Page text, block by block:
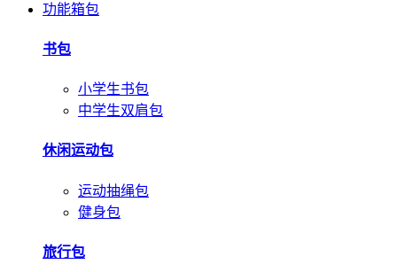
功能箱包
书包
小学生书包
中学生双肩包
休闲运动包
运动抽绳包
健身包
旅行包